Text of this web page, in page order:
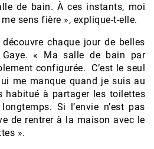
de bain. À ces instants, moi
sens fière », explique-t-elle.
chaque jour de belles
« Ma salle de bain par
configurée. C’est le seul
me manque quand je suis au
habitué à partager les toilettes
Si l’envie n’est pas
de rentrer à la maison avec le
».